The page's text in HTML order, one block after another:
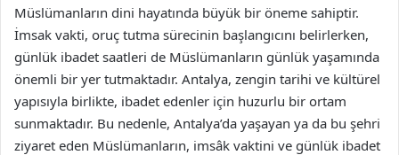
Müslümanların dini hayatında büyük bir öneme sahiptir.
İmsak vakti, oruç tutma sürecinin başlangıcını belirlerken,
günlük ibadet saatleri de Müslümanların günlük yaşamında
önemli bir yer tutmaktadır. Antalya, zengin tarihi ve kültürel
yapısıyla birlikte, ibadet edenler için huzurlu bir ortam
sunmaktadır. Bu nedenle, Antalya’da yaşayan ya da bu şehri
ziyaret eden Müslümanların, imsâk vaktini ve günlük ibadet